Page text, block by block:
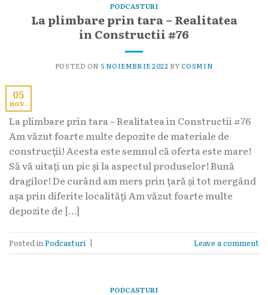
PODCASTURI
La plimbare prin tara – Realitatea
in Constructii #76
POSTED ON 5 NOIEMBRIE 2022 BYCOSMIN
05
nov.
La plimbare prin tara – Realitatea in Constructii #76
Am văzut foarte multe depozite de materiale de
construcții! Acesta este semnul că oferta este mare!
Să vă uitați un pic și la aspectul produselor! Bună
dragilor! De curând am mers prin țară și tot mergând
așa prin diferite localități Am văzut foarte multe
depozite de […]
Posted in Podcasturi | Leave a comment
PODCASTURI